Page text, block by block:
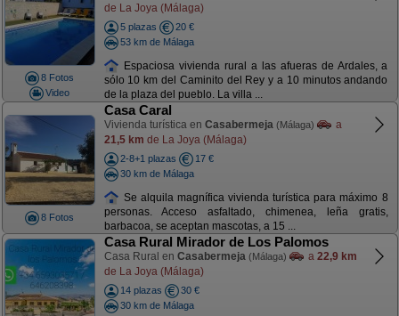
8 Fotos
Video
de La Joya (Málaga)
5 plazas
20 €
53 km de Málaga
Espaciosa vivienda rural a las afueras de Ardales, a
sólo 10 km del Caminito del Rey y a 10 minutos andando
de la plaza del pueblo. La villa ...
8 Fotos
Casa Caral
Vivienda turística en Casabermeja (Málaga)
a
21,5 km de La Joya (Málaga)
2-8+1 plazas
17 €
30 km de Málaga
Se alquila magnífica vivienda turística para máximo 8
personas. Acceso asfaltado, chimenea, leña gratis,
barbacoa, se aceptan mascotas, a 15 ...
Casa Rural Mirador de Los Palomos
Casa Rural en Casabermeja (Málaga) a 22,9 km
de La Joya (Málaga)
14 plazas
30 €
30 km de Málaga